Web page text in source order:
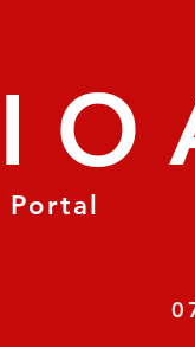
Portal